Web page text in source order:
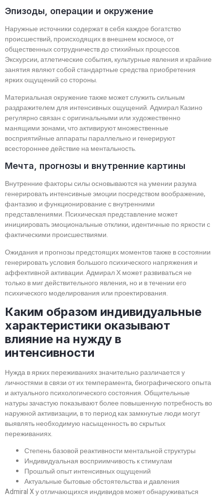
Эпизоды, операции и окружение
Наружные источники содержат в себя каждое богатство
происшествий, происходящих в внешнем космосе, от
общественных сотрудничеств до стихийных процессов.
Экскурсии, атлетические события, культурные явления и крайние
занятия являют собой стандартные средства приобретения
ярких ощущений со стороны.
Материальная окружение также может служить сильным
раздражителем для интенсивных ощущений. Адмирал Казино
регулярно связан с оригинальными или художественно
манящими зонами, что активируют множественные
восприятийные аппараты параллельно и генерируют
всестороннее действие на ментальность.
Мечта, прогнозы и внутренние картины
Внутренние факторы силы основываются на умении разума
генерировать интенсивные эмоции посредством воображение,
фантазию и функционирование с внутренними
представлениями. Психическая представление может
инициировать эмоциональные отклики, идентичные по яркости с
фактическими происшествиями.
Ожидания и прогнозы предстоящих моментов также в состоянии
генерировать условия большого психического напряжения и
аффективной активации. Адмирал Х может развиваться не
только в миг действительного явления, но и в течении его
психического моделирования или проектирования.
Каким образом индивидуальные
характеристики оказывают
влияние на нужду в
интенсивности
Нужда в ярких переживаниях значительно различается у
личностями в связи от их темперамента, биографического опыта
и актуального психологического состояния. Общительные
натуры зачастую показывают более повышенную потребность во
наружной активизации, в то период как замкнутые люди могут
выявлять необходимую насыщенность во скрытых
переживаниях.
Степень базовой реактивности ментальной структуры
Индивидуальная восприимчивость к стимулам
Прошлый опыт интенсивных ощущений
Актуальные бытовые обстоятельства и давления
Admiral X у отличающихся индивидов может обнаруживаться